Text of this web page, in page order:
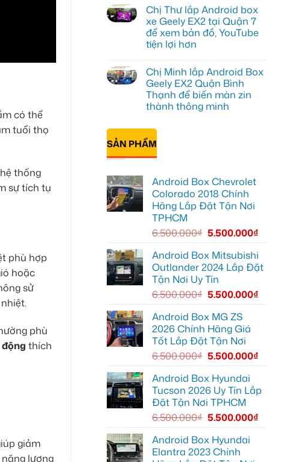
có thể
tuổi thọ
thống
sự tích tụ
phù hợp
hoặc
sử
phù
thích
giảm
lượng
Vấp
để
xem
YouTube
và
dẫn
Android
box
xe
Geely
EX2
tại
để
nâng
cao
trải
nghiệm
lái
bình
luận
ở
Cô
Thảo
gắn
xe
Geely
EX2
Hóc
Môn
lái
thoải
hơn
Chị Thư lắp Android box
xe Geely EX2 tại Quận 7
để xem bản đồ, YouTube
tiện lợi hơn
bình
luận
ở
Chị
Thư
lắp
box
Geely
EX2
tại
xem
bản
đồ,
YouTube
tiện
hơn
Chị Minh lắp Android Box
Geely EX2 Quận Bình
Thạnh để biến màn zin
thành thông minh
có
luận
ở
Chị
Android
Box
Geely
EX2
Quận
Bình
Thạnh
để
màn
zin
thành
thông
minh
SẢN PHẨM
Android Box Chevrolet
Colorado 2018 Chính
Hãng Lắp Đặt Tận Nơi
TPHCM
6.500.000₫ 5.500.000₫
Android Box Mitsubishi
Outlander 2024 Lắp Đặt
Tận Nơi Uy Tín
6.500.000₫ 5.500.000₫
Android Box MG ZS
2026 Chính Hãng Giá
Tốt Lắp Đặt Tận Nơi
6.500.000₫ 5.500.000₫
Android Box Hyundai
Tucson 2026 Uy Tín Lắp
Đặt Tận Nơi TPHCM
6.500.000₫ 5.500.000₫
Android Box Hyundai
Elantra 2023 Chính